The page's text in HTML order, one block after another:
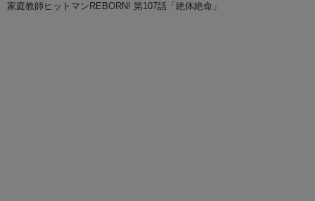
家庭教師ヒットマンREBORN! 第107話「絶体絶命」